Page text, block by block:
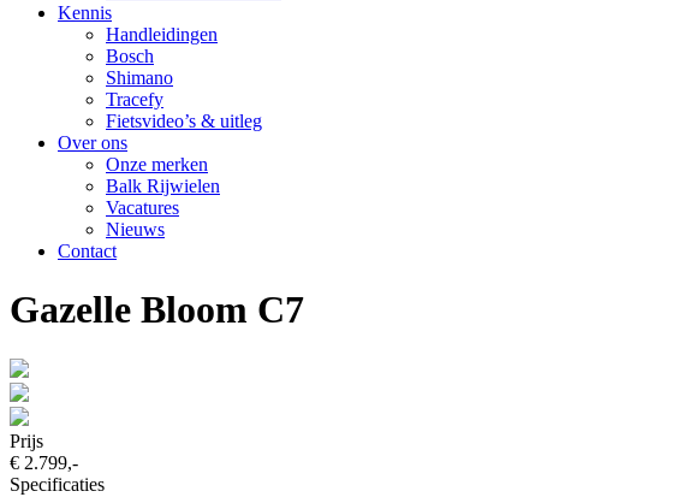
Kennis
Handleidingen
Bosch
Shimano
Tracefy
Fietsvideo’s & uitleg
Over ons
Onze merken
Balk Rijwielen
Vacatures
Nieuws
Contact
Gazelle Bloom C7
Prijs
€ 2.799,-
Specificaties